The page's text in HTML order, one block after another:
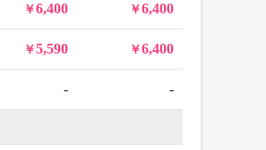
6,400 6,400
5,590 6,400
- -